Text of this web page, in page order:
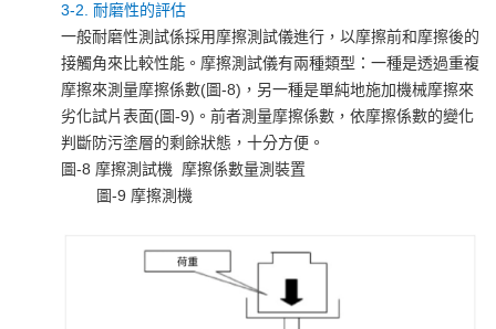
3-2. 耐磨性的評估
一般耐磨性測試係採用摩擦測試儀進行，以摩擦前和摩擦後的
接觸角來比較性能。摩擦測試儀有兩種類型：一種是透過重複
摩擦來測量摩擦係數(圖-8)，另一種是單純地施加機械摩擦來
劣化試片表面(圖-9)。前者測量摩擦係數，依摩擦係數的變化
判斷防污塗層的剩餘狀態，十分方便。
圖-8 摩擦測試機 摩擦係數量測裝置
圖-9 摩擦測機